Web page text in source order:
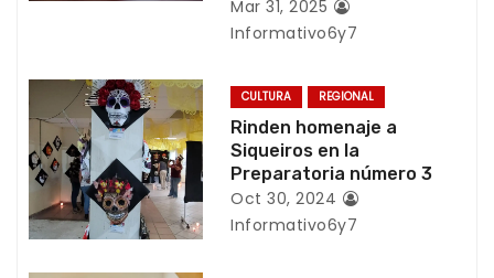
n
d
e
e
Mar 31, 2025
Informativo6y7
CULTURA REGIONAL
Rinden homenaje a
Siqueiros en la
Preparatoria número 3
Oct 30, 2024
Informativo6y7